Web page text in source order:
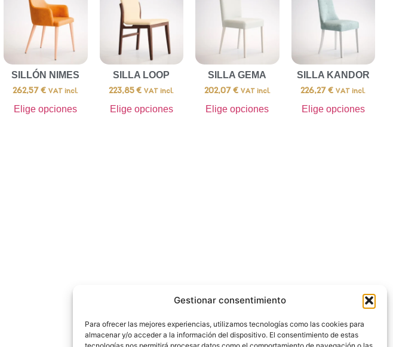
Gestionar consentimiento
Para ofrecer las mejores experiencias, utilizamos tecnologías como las cookies para
almacenar y/o acceder a la información del dispositivo. El consentimiento de estas
SILLÓN NIMES
262,57€ VAT incl.
Elige opciones
SILLA LOOP
223,85€ VAT incl.
Elige opciones
SILLA GEMA
202,07 € VAT incl.
Elige opciones
SILLA KANDOR
226,27€ VAT incl.
Elige opciones